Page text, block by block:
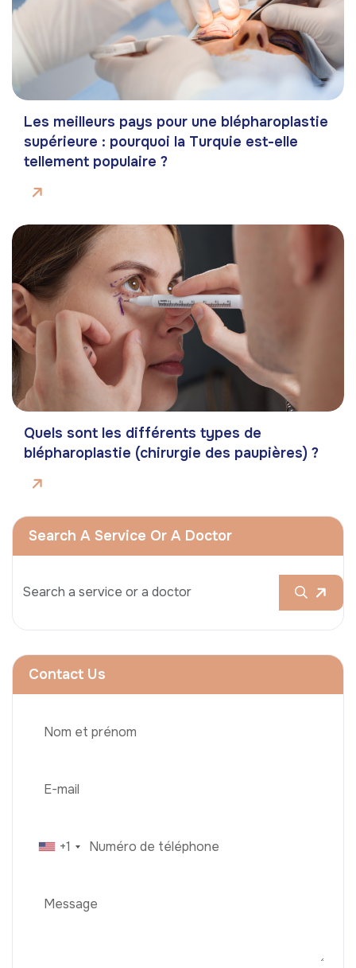
Les meilleurs pays pour une blépharoplastie
supérieure : pourquoi la Turquie est-elle
tellement populaire ?
Quels sont les différents types de
blépharoplastie (chirurgie des paupières) ?
Search A Service Or A Doctor
Contact Us
+1